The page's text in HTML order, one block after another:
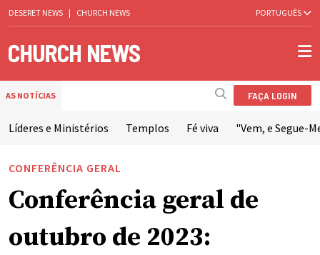
DESERET NEWS | CHURCH NEWS PORTUGUÊS
AS NOTÍCIAS FAÇA LOGIN
Líderes e Ministérios Templos Fé viva "Vem, e Segue-
CONFERÊNCIA GERAL
Conferência geral de
outubro de 2023: